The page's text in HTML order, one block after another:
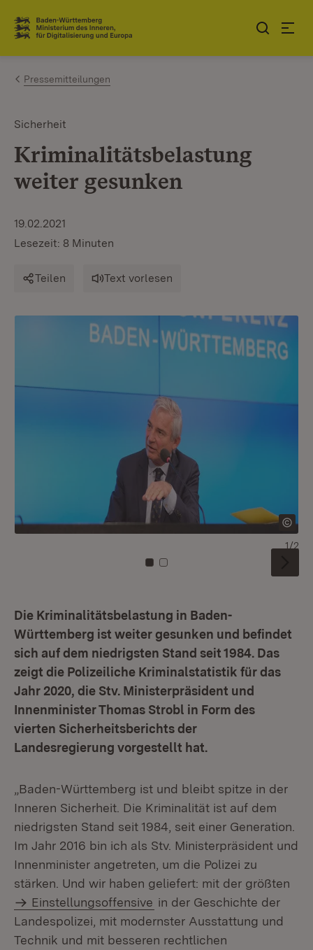
Zum Inhalt springen
Link zur Startseite
Pressemitteilungen
Sicherheit
Kriminalitätsbelastung
weiter gesunken
19.02.2021
Lesezeit: 8 Minuten
Teilen Text vorlesen
Zu Kachel: 0
Zu Kachel: 1
1/2
Die Kriminalitätsbelastung in Baden-
Württemberg ist weiter gesunken und befindet
sich auf dem niedrigsten Stand seit 1984. Das
zeigt die Polizeiliche Kriminalstatistik für das
Jahr 2020, die Stv. Ministerpräsident und
Innenminister Thomas Strobl in Form des
vierten Sicherheitsberichts der
Landesregierung vorgestellt hat.
„Baden-Württemberg ist und bleibt spitze in der
Inneren Sicherheit. Die Kriminalität ist auf dem
niedrigsten Stand seit 1984, seit einer Generation.
Im Jahr 2016 bin ich als Stv. Ministerpräsident und
Innenminister angetreten, um die Polizei zu
stärken. Und wir haben geliefert: mit der größten
Einstellungsoffensive in der Geschichte der
Landespolizei, mit modernster Ausstattung und
Technik und mit besseren rechtlichen